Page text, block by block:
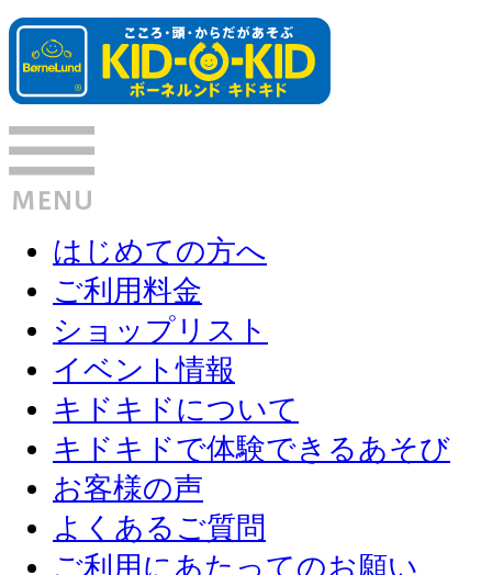
はじめての方へ
ご利用料金
ショップリスト
イベント情報
キドキドについて
キドキドで体験できるあそび
お客様の声
よくあるご質問
ご利用にあたってのお願い